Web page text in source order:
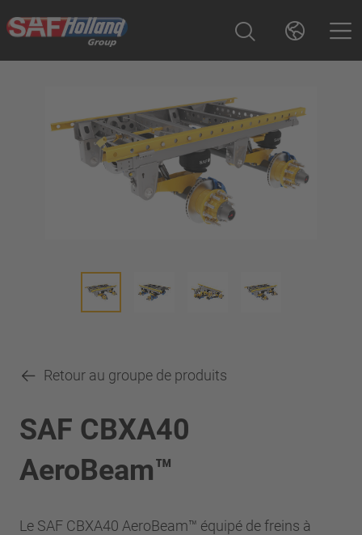
Retour au groupe de produits
SAF CBXA40
AeroBeam™
Le SAF CBXA40 AeroBeam™ équipé de freins à